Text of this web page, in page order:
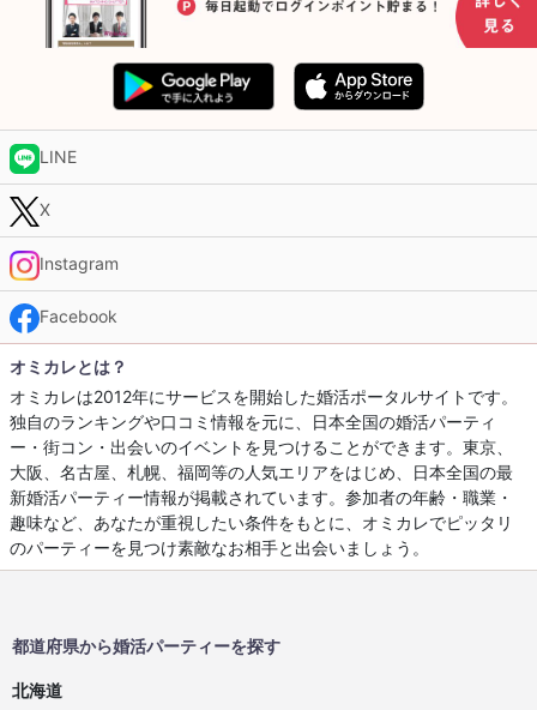
LINE
X
Instagram
Facebook
オミカレとは？
オミカレは2012年にサービスを開始した婚活ポータルサイトです。
独自のランキングや口コミ情報を元に、日本全国の婚活パーティ
ー・街コン・出会いのイベントを見つけることができます。東京、
大阪、名古屋、札幌、福岡等の人気エリアをはじめ、日本全国の最
新婚活パーティー情報が掲載されています。参加者の年齢・職業・
趣味など、あなたが重視したい条件をもとに、オミカレでピッタリ
のパーティーを見つけ素敵なお相手と出会いましょう。
都道府県から婚活パーティーを探す
北海道